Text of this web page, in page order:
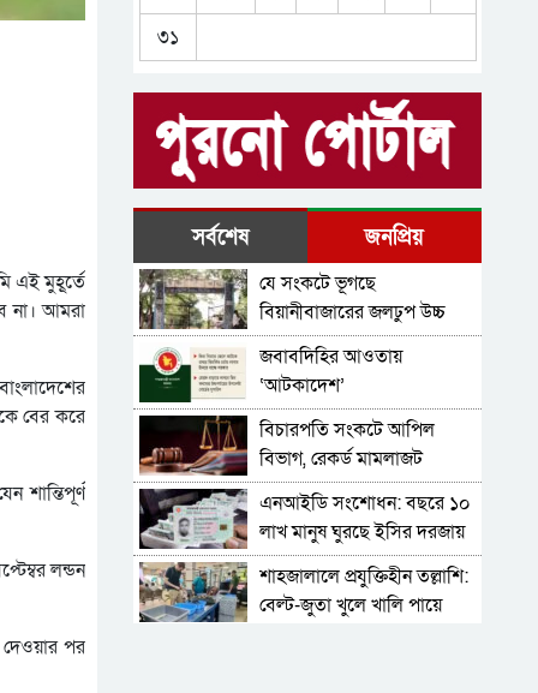
এই মুহূ্র্তে
না। আমরা
বের করে
শান্তিপূর্ণ
লন্ডন
দেওয়ার পর
বাংলাদেশ পিপলস লীগকে
নির্দেশ
একটা কার্ড করতে চান
নাসীরুদ্দীন পাটওয়ারী
‘স্বৈরাচার’ বিতাড়িত হওয়ার পর
একটি ‘গুপ্ত বাহিনী’ ধীরে ধীরে
আত্মপ্রকাশ করেছিল: প্রধানমন্ত্রী
নাটক কম করেন প্রিয়:
প্রধানমন্ত্রীর উদ্দেশে নাহিদ
ইসলাম
এইচএসসির পদার্থবিজ্ঞানে ভুল
প্রশ্ন, শিক্ষামন্ত্রী বললেন পূর্ণ নম্বর
পাবে পরীক্ষার্থীরা
৩১
সর্বশেষ জনপ্রিয়
যে সংকটে ভূগছে
বিয়ানীবাজারের জলঢুপ উচ্চ
বিদ্যালয়
জবাবদিহির আওতায়
‘আটকাদেশ’
বিচারপতি সংকটে আপিল
বিভাগ, রেকর্ড মামলাজট
এনআইডি সংশোধন: বছরে ১০
লাখ মানুষ ঘুরছে ইসির দরজায়
শাহজালালে প্রযুক্তিহীন তল্লাশি:
বেল্ট-জুতা খুলে খালি পায়ে